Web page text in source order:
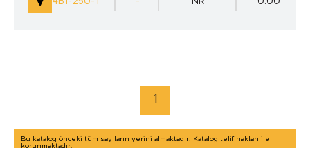
1
Bu katalog önceki tüm sayıların yerini almaktadır. Katalog telif hakları ile
korunmaktadır.